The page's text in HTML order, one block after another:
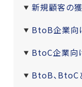
新規顧客の
BtoB企業向
BtoC企業向
BtoB、BtoC